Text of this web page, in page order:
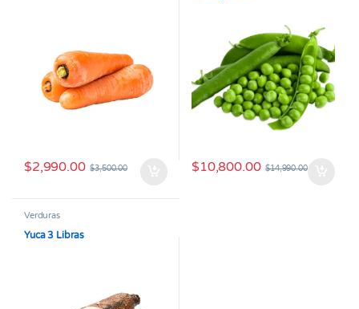
$2,990.00 $3,500.00 $10,800.00 $14,990.00
Verduras
Yuca 3 Libras